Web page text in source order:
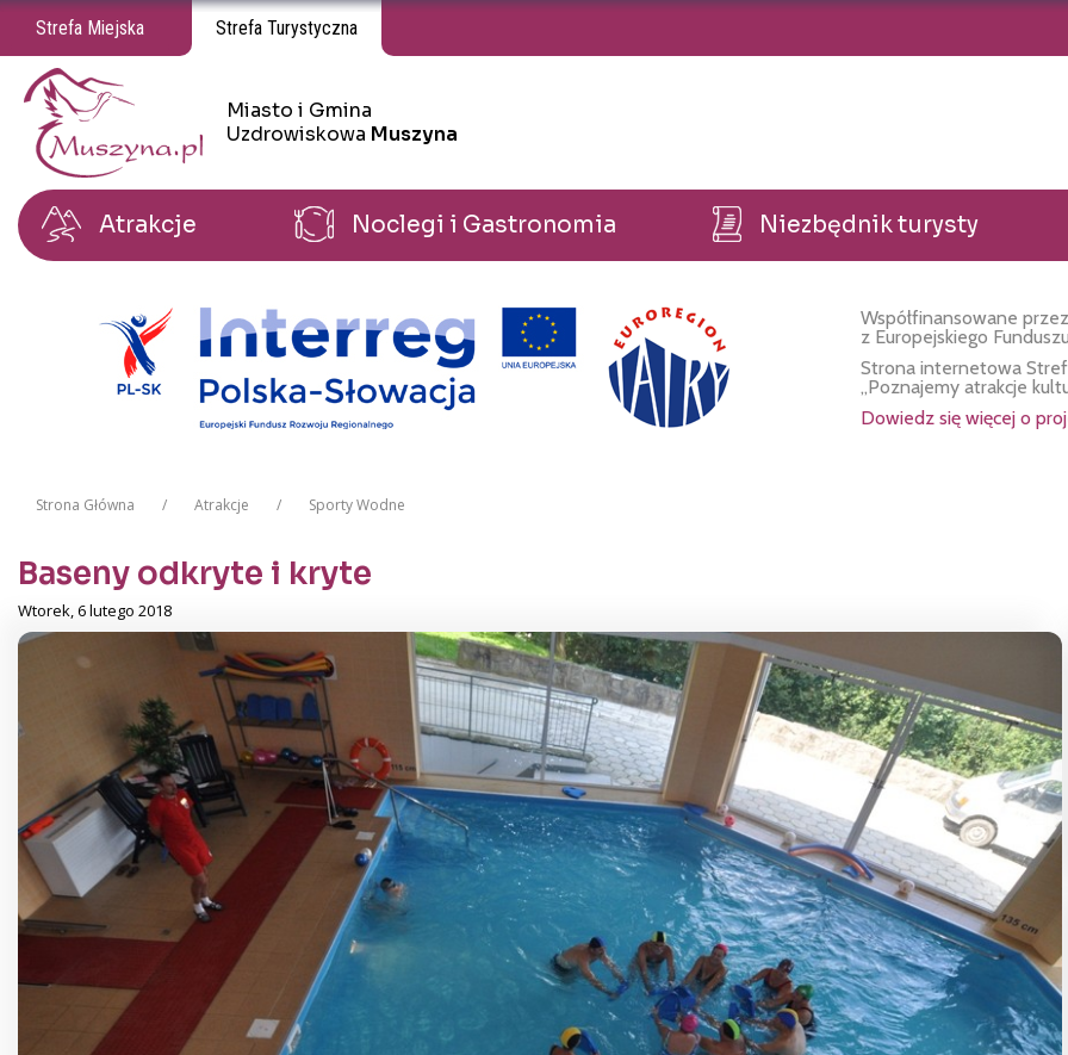
Strefa Miejska Strefa Turystyczna
Miasto i Gmina
Uzdrowiskowa Muszyna
Miasto i Gmina Uzdrowiskowa Muszyna
Atrakcje Noclegi i Gastronomia Niezbędnik turysty
Współfinansowane
z Europejskiego
Strona internetowa
„Poznajemy atrakcje
Dowiedz się więcej o
Strona Główna Atrakcje Sporty Wodne
Baseny odkryte i kryte
Wtorek, 6 lutego 2018